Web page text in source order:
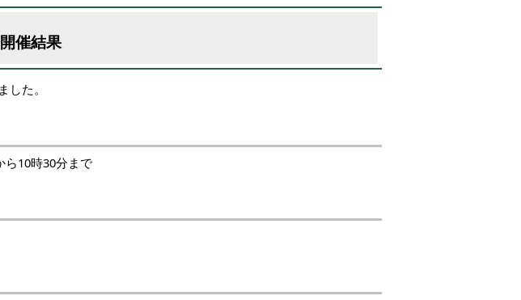
催結果
た。
ら10時30分まで